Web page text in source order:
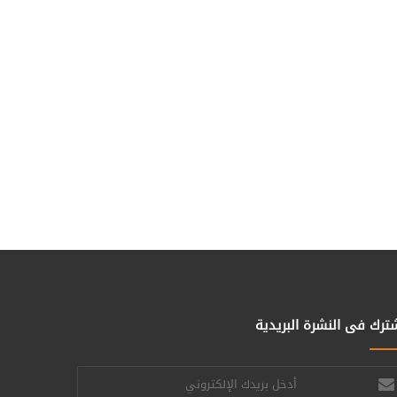
فى النشرة البريدية
أدخل